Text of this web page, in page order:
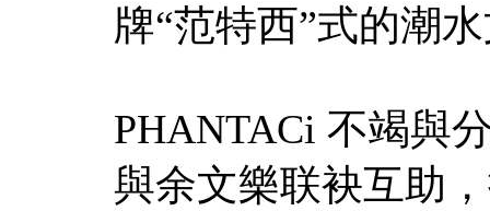
牌“范特西”式的潮
PHANTACi 不竭與
與余文樂联袂互助